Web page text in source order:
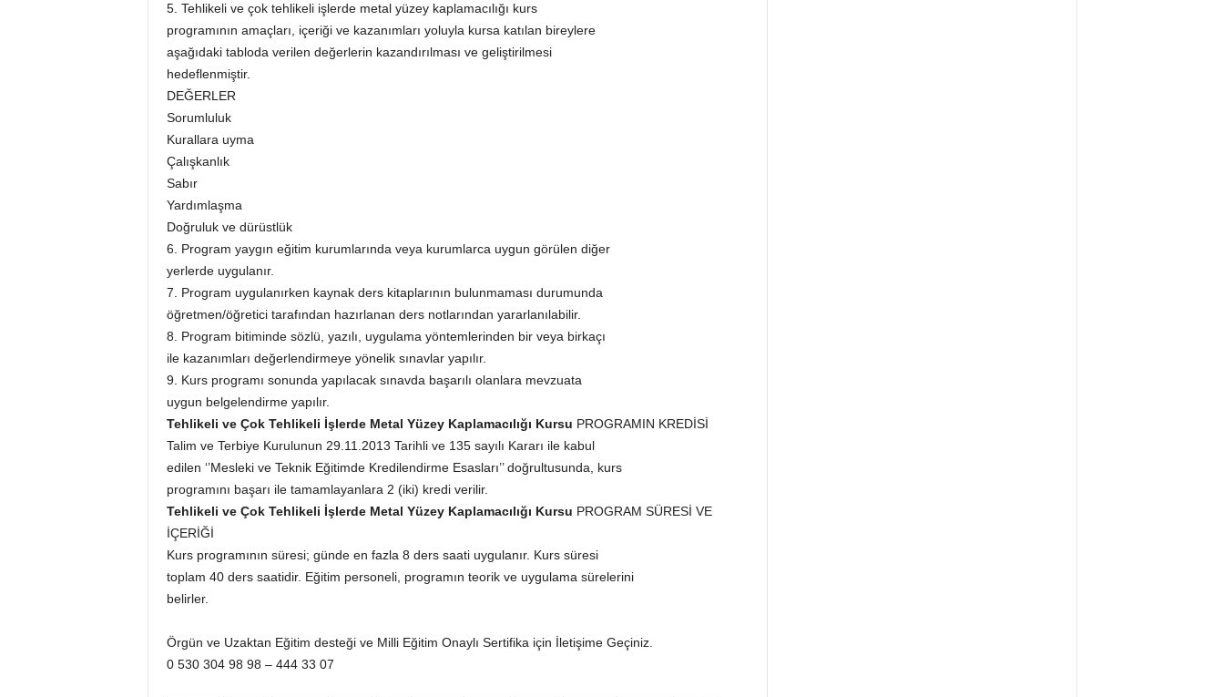
5. Tehlikeli ve çok tehlikeli işlerde metal yüzey kaplamacılığı kurs
programının amaçları, içeriği ve kazanımları yoluyla kursa katılan bireylere
aşağıdaki tabloda verilen değerlerin kazandırılması ve geliştirilmesi
hedeflenmiştir.
DEĞERLER
Sorumluluk
Kurallara uyma
Çalışkanlık
Sabır
Yardımlaşma
Doğruluk ve dürüstlük
6. Program yaygın eğitim kurumlarında veya kurumlarca uygun görülen diğer
yerlerde uygulanır.
7. Program uygulanırken kaynak ders kitaplarının bulunmaması durumunda
öğretmen/öğretici tarafından hazırlanan ders notlarından yararlanılabilir.
8. Program bitiminde sözlü, yazılı, uygulama yöntemlerinden bir veya birkaçı
ile kazanımları değerlendirmeye yönelik sınavlar yapılır.
9. Kurs programı sonunda yapılacak sınavda başarılı olanlara mevzuata
uygun belgelendirme yapılır.
Tehlikeli ve Çok Tehlikeli İşlerde Metal Yüzey Kaplamacılığı Kursu PROGRAMIN KREDİSİ
Talim ve Terbiye Kurulunun 29.11.2013 Tarihli ve 135 sayılı Kararı ile kabul
edilen ‘’Mesleki ve Teknik Eğitimde Kredilendirme Esasları’’ doğrultusunda, kurs
programını başarı ile tamamlayanlara 2 (iki) kredi verilir.
Tehlikeli ve Çok Tehlikeli İşlerde Metal Yüzey Kaplamacılığı Kursu PROGRAM SÜRESİ VE
İÇERİĞİ
Kurs programının süresi; günde en fazla 8 ders saati uygulanır. Kurs süresi
toplam 40 ders saatidir. Eğitim personeli, programın teorik ve uygulama sürelerini
belirler.
Örgün ve Uzaktan Eğitim desteği ve Milli Eğitim Onaylı Sertifika için İletişime Geçiniz.
0 530 304 98 98 – 444 33 07